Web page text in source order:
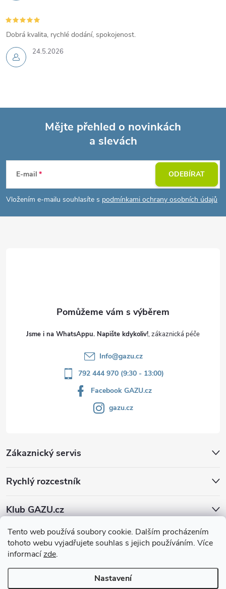
Tento web používá soubory cookie. Dalším procházením
tohoto webu vyjadřujete souhlas s jejich používáním. Více
informacízde.
Nastavení
k
y
v
p
24.5.2026
Dobrá kvalita, rychlé dodání, spokojenost.
p
a
Mějte přehled o novinkách
a slevách
E-mail
Vložením e-mailu souhlasíte s podmínkami ochrany osobních údajů
ODEBÍRAT
Jsme i na WhatsAppu. Napište kdykoliv!
Info@gazu.cz
792 444 970 (9:30 - 13:00)
Facebook GAZU.cz
gazu.cz
Zákaznický servis
Rychlý rozcestník
Klub GAZU.cz